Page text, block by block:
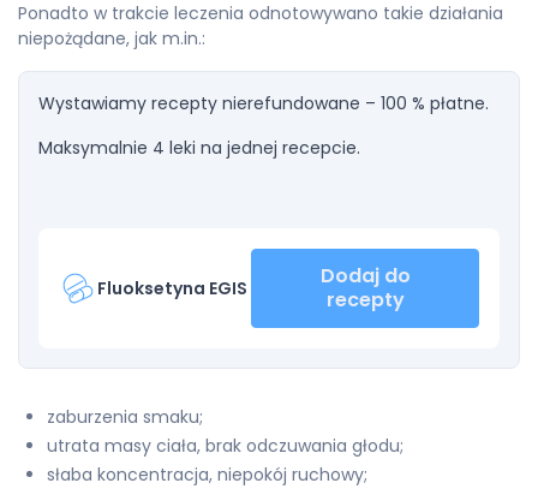
Ponadto w trakcie leczenia odnotowywano takie działania
niepożądane, jak m.in.:
Wystawiamy recepty nierefundowane – 100 % płatne.
Maksymalnie 4 leki na jednej recepcie.
Fluoksetyna EGIS
Dodaj do
recepty
zaburzenia smaku;
utrata masy ciała, brak odczuwania głodu;
słaba koncentracja, niepokój ruchowy;